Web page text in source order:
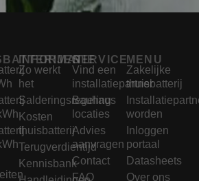
INFORMATIE
Zo werkt
het
Salderingsregeling
Kosten
thuisbatterij
Terugverdientijd
Kennisbank
SERVICE
Vind een
installatiepartner
Bauhaus
locaties
Advies
aanvragen
Contact
FAQ
MENU
Zakelijke
thuisbatterij
worden
Inloggen
portaal
Datasheets
Over ons